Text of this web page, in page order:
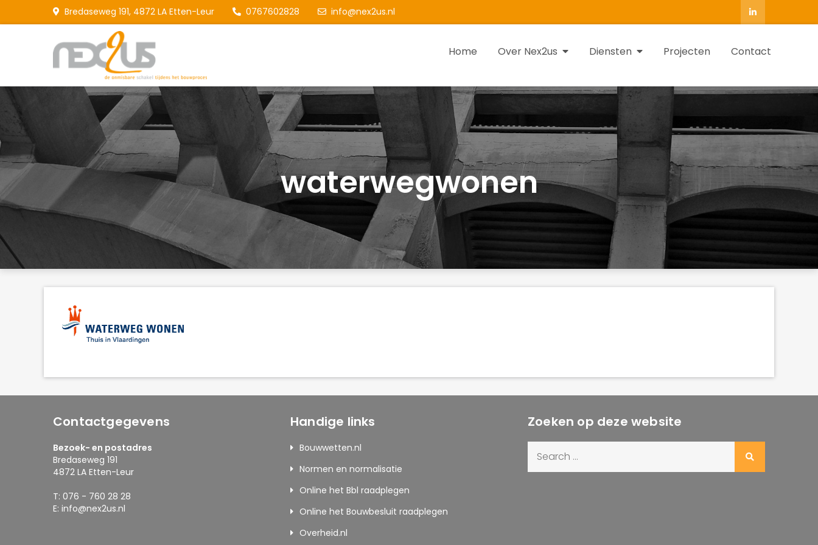
to
Bredaseweg 191, 4872 LA Etten-Leur 0767602828 info@nex2us.nl
Home Over Nex2us Diensten Projecten Contact
waterwegwonen
Contactgegevens
Bezoek- en postadres
Bredaseweg 191
4872 LA Etten-Leur
T: 076 - 760 28 28
E: info@nex2us.nl
Handige links
Bouwwetten.nl
Normen en normalisatie
Online het Bbl raadplegen
Online het Bouwbesluit raadplegen
Overheid.nl
Zoeken op deze website
for: